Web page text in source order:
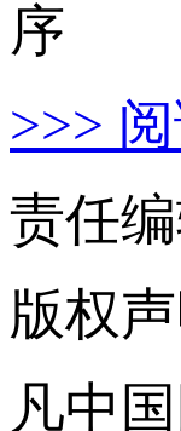
>>>
责任
版权
凡中